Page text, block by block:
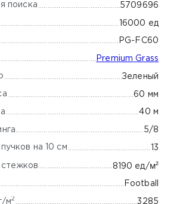
поиска 5709696
16000 ед
PG-FC60
Premium Grass
Зеленый
60 мм
40 м
5/8
на 10 см 13
стежков 8190 ед/м²
Football
м2 3285